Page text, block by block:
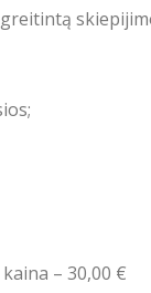
– 30,00 €